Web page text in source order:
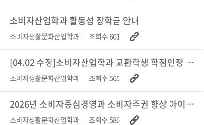
소비자산업학과 활동성 장학금 안내
소비자생활문화산업학과 조회수 601
[04.02 수정]소비자산업학과 교환학생 학점인정 신청 유의사항
소비자생활문화산업학과 조회수 565
2026년 소비자중심경영과 소비자주권 향상 아이디어 공모
소비자생활문화산업학과 조회수 580